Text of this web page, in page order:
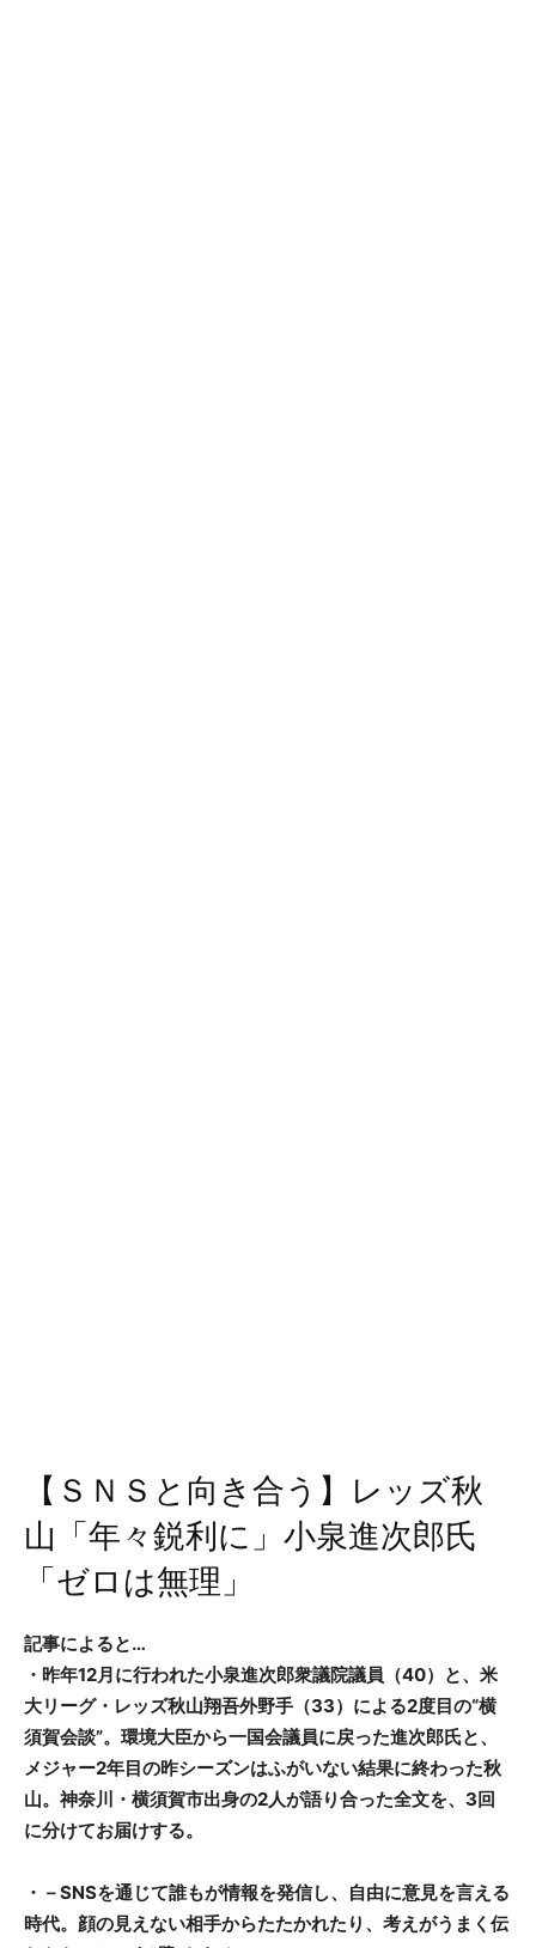
【ＳＮＳと向き合う】レッズ秋
山「年々鋭利に」小泉進次郎氏
「ゼロは無理」
記事によると…
・昨年12月に行われた小泉進次郎衆議院議員（40）と、米
大リーグ・レッズ秋山翔吾外野手（33）による2度目の“横
須賀会談”。環境大臣から一国会議員に戻った進次郎氏と、
メジャー2年目の昨シーズンはふがいない結果に終わった秋
山。神奈川・横須賀市出身の2人が語り合った全文を、3回
に分けてお届けする。
・－SNSを通じて誰もが情報を発信し、自由に意見を言える
時代。顔の見えない相手からたたかれたり、考えがうまく伝